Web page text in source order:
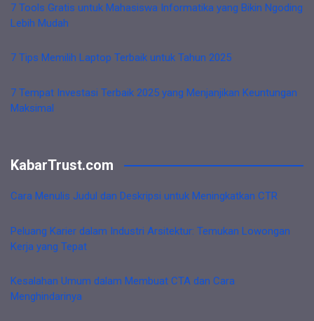
7 Tools Gratis untuk Mahasiswa Informatika yang Bikin Ngoding
Lebih Mudah
7 Tips Memilih Laptop Terbaik untuk Tahun 2025
7 Tempat Investasi Terbaik 2025 yang Menjanjikan Keuntungan
Maksimal
KabarTrust.com
Cara Menulis Judul dan Deskripsi untuk Meningkatkan CTR
Peluang Karier dalam Industri Arsitektur: Temukan Lowongan
Kerja yang Tepat
Kesalahan Umum dalam Membuat CTA dan Cara
Menghindarinya